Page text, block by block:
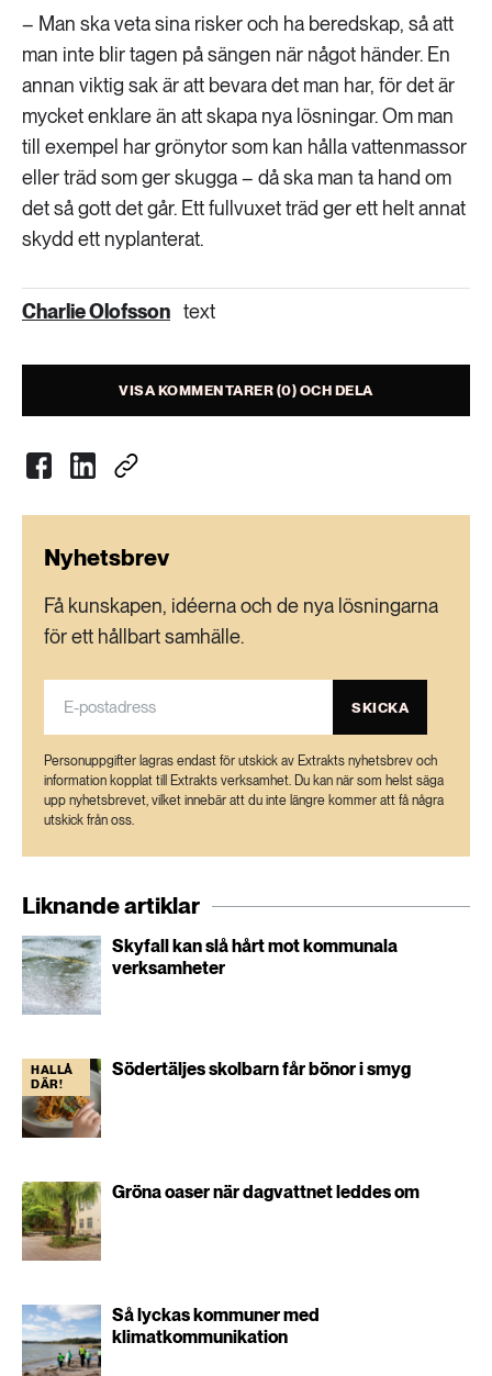
– Man ska veta sina risker och ha beredskap, så att
man inte blir tagen på sängen när något händer. En
annan viktig sak är att bevara det man har, för det är
mycket enklare än att skapa nya lösningar. Om man
till exempel har grönytor som kan hålla vattenmassor
eller träd som ger skugga – då ska man ta hand om
det så gott det går. Ett fullvuxet träd ger ett helt annat
skydd ett nyplanterat.
Charlie Olofsson text
VISA KOMMENTARER (0) OCH DELA
Nyhetsbrev
Få kunskapen, idéerna och de nya lösningarna
för ett hållbart samhälle.
SKICKA
Personuppgifter lagras endast för utskick av Extrakts nyhetsbrev och
information kopplat till Extrakts verksamhet. Du kan när som helst säga
upp nyhetsbrevet, vilket innebär att du inte längre kommer att få några
utskick från oss.
Liknande artiklar
Skyfall kan slå hårt mot kommunala
verksamheter
HALLÅ
DÄR!
Södertäljes skolbarn får bönor i smyg
Gröna oaser när dagvattnet leddes om
Så lyckas kommuner med
klimatkommunikation